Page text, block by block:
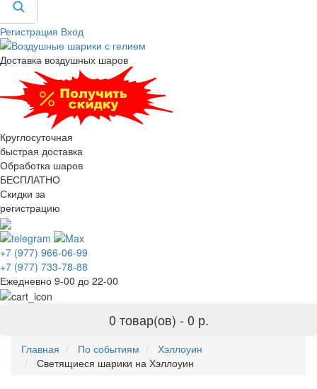
Регистрация Вход
Доставка воздушных шаров
Круглосуточная
быстрая доставка
Обработка шаров
БЕСПЛАТНО
Скидки за
регистрацию
+7 (977) 966-06-99
+7 (977) 733-78-88
Ежедневно 9-00 до 22-00
0 товар(ов) - 0 р.
Главная По событиям
Хэллоуин
Светящиеся шарики на Хэллоуин